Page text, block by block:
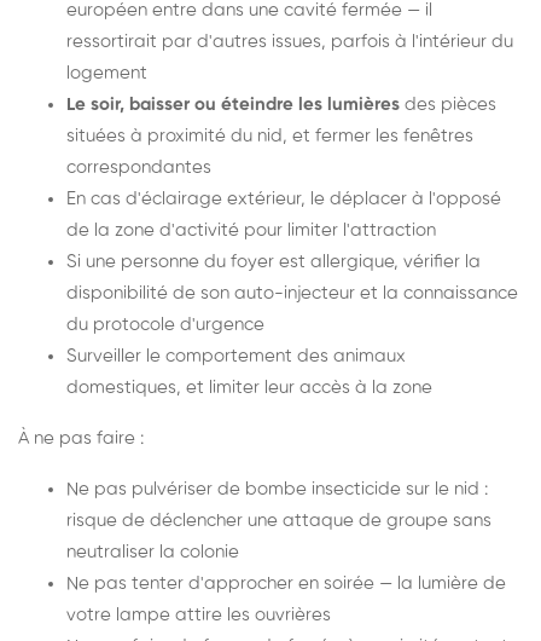
européen entre dans une cavité fermée — il
ressortirait par d'autres issues, parfois à l'intérieur du
logement
Le soir, baisser ou éteindre les lumières des pièces
situées à proximité du nid, et fermer les fenêtres
correspondantes
En cas d'éclairage extérieur, le déplacer à l'opposé
de la zone d'activité pour limiter l'attraction
Si une personne du foyer est allergique, vérifier la
disponibilité de son auto-injecteur et la connaissance
du protocole d'urgence
Surveiller le comportement des animaux
domestiques, et limiter leur accès à la zone
À ne pas faire :
Ne pas pulvériser de bombe insecticide sur le nid :
risque de déclencher une attaque de groupe sans
neutraliser la colonie
Ne pas tenter d'approcher en soirée — la lumière de
votre lampe attire les ouvrières